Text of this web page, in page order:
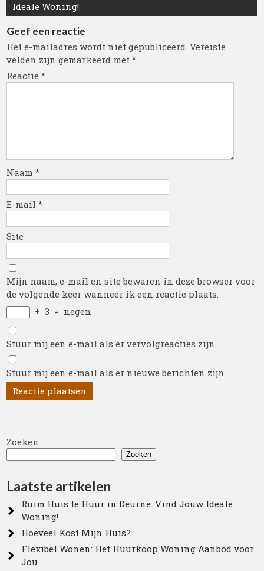
Ideale Woning!
Geef een reactie
Het e-mailadres wordt niet gepubliceerd. Vereiste
velden zijn gemarkeerd met*
Reactie*
Naam*
E-mail*
Site
Mijn naam, e-mail en site bewaren in deze browser voor
de volgende keer wanneer ik een reactie plaats.
+ 3 = negen
Stuur mij een e-mail als er vervolgreacties zijn.
Stuur mij een e-mail als er nieuwe berichten zijn.
Zoeken
Zoeken
Laatste artikelen
Ruim Huis te Huur in Deurne: Vind Jouw Ideale
Woning!
Hoeveel Kost Mijn Huis?
Flexibel Wonen: Het Huurkoop Woning Aanbod voor
Jou